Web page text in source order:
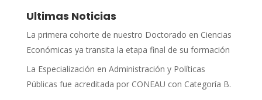
Ultimas Noticias
La primera cohorte de nuestro Doctorado en Ciencias
Económicas ya transita la etapa final de su formación
La Especialización en Administración y Políticas
Públicas fue acreditada por CONEAU con Categoría B.